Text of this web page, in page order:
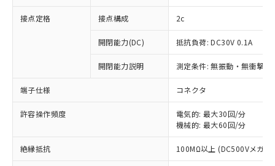
接点定格 接点構成 2c
開閉能力(DC) 抵抗負荷: DC30V 0.1A
開閉能力説明 測定条件: 無振動・無衝撃
端子仕様 コネクタ
許容操作頻度
電気的: 最大30回/分
機械的: 最大60回/分
絶縁抵抗 100MΩ以上 (DC500Vメガ)
ご利用条件
対応済み：EU RoHS指令（10物質）の
非含有に対応した製品が提供可能な商品で
対応予定：EU RoHS指令（10物質）の非含
有に対応した製品に切り替える予定のある